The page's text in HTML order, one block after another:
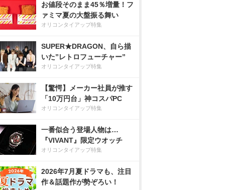
お値段そのまま45％増量！フ
ァミマ夏の大盤振る舞い
オリコンタイアップ特集
SUPER★DRAGON、自ら描
いた”レトロフューチャー”
オリコンタイアップ特集
【驚愕】メーカー社員が推す
「10万円台」神コスパPC
オリコンタイアップ特集
一番似合う登場人物は…
『VIVANT』限定ウオッチ
オリコンタイアップ特集
2026年7月夏ドラマも、注目
作＆話題作が勢ぞろい！